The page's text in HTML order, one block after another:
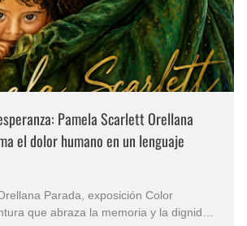
Pamela Scarlett Orellana
el dolor humano en un lenguaje
Parada, exposición Color
que abraza la memoria y la dignidad